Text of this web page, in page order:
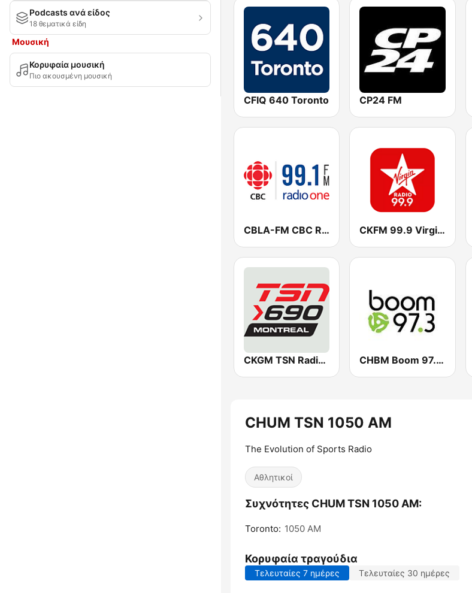
Podcasts ανά είδος
18 θεματικά είδη
Μουσική
Κορυφαία μουσική
Πιο ακουσμένη μουσική
CFIQ 640 Toronto CP24 FM
CBLA-FM CBC Radio One Toronto CKFM 99.9 Virgin Radio Toronto
CKGM TSN Radio 690 AM CHBM Boom 97.3 FM
CHUM TSN 1050 AM
The Evolution of Sports Radio
Αθλητικοί
Συχνότητες CHUM TSN 1050 AM:
Toronto: 1050 AM
Κορυφαία τραγούδια
Τελευταίες 7 ημέρες Τελευταίες 30 ημέρες